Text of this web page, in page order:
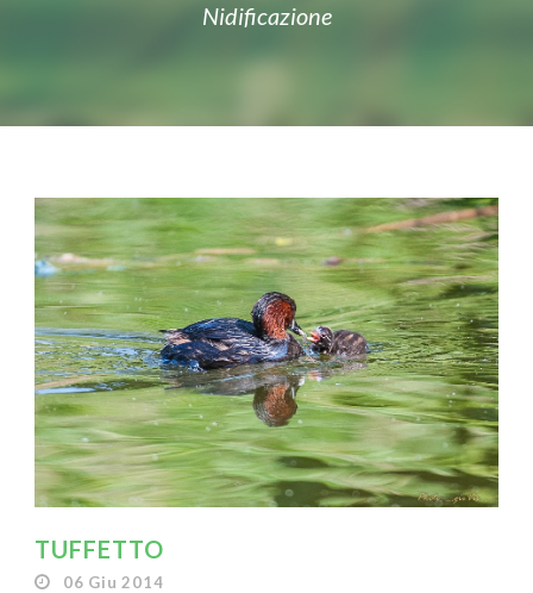
Nidificazione
TUFFETTO
06 Giu 2014